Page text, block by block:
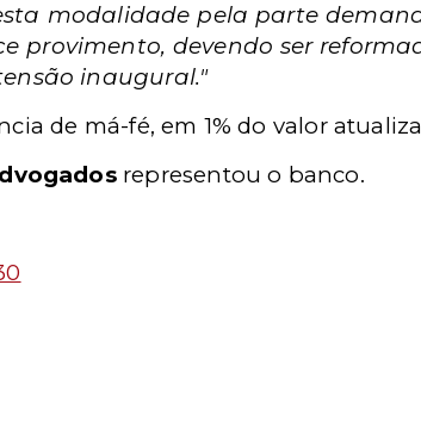
modalidade pela parte
provimento, devendo ser
inaugural."
de má-fé, em 1% do valor
representou o banco.